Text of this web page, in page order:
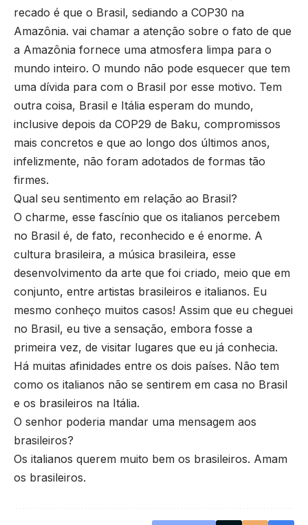
recado é que o Brasil, sediando a COP30 na
Amazônia. vai chamar a atenção sobre o fato de que
a Amazônia fornece uma atmosfera limpa para o
mundo inteiro. O mundo não pode esquecer que tem
uma dívida para com o Brasil por esse motivo. Tem
outra coisa, Brasil e Itália esperam do mundo,
inclusive depois da COP29 de Baku, compromissos
mais concretos e que ao longo dos últimos anos,
infelizmente, não foram adotados de formas tão
firmes.
Qual seu sentimento em relação ao Brasil?
O charme, esse fascínio que os italianos percebem
no Brasil é, de fato, reconhecido e é enorme. A
cultura brasileira, a música brasileira, esse
desenvolvimento da arte que foi criado, meio que em
conjunto, entre artistas brasileiros e italianos. Eu
mesmo conheço muitos casos! Assim que eu cheguei
no Brasil, eu tive a sensação, embora fosse a
primeira vez, de visitar lugares que eu já conhecia.
Há muitas afinidades entre os dois países. Não tem
como os italianos não se sentirem em casa no Brasil
e os brasileiros na Itália.
O senhor poderia mandar uma mensagem aos
brasileiros?
Os italianos querem muito bem os brasileiros. Amam
os brasileiros.